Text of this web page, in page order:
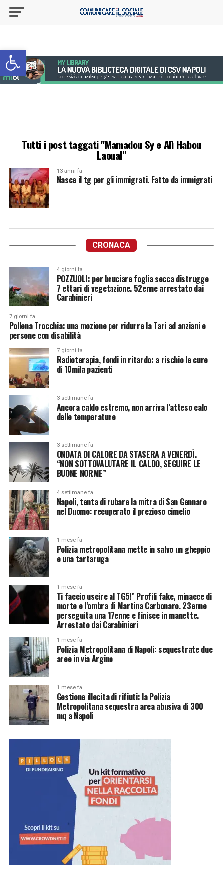
Apri la barra degli strumenti
Tutti i post taggati "Mamadou Sy e Alì Habou
Laoual"
13 anni fa
Nasce il tg per gli immigrati. Fatto da immigrati
CRONACA
4 giorni fa
POZZUOLI: per bruciare foglia secca distrugge
7 ettari di vegetazione. 52enne arrestato dai
Carabinieri
7 giorni fa
Pollena Trocchia: una mozione per ridurre la Tari ad anziani e
persone con disabilità
7 giorni fa
Radioterapia, fondi in ritardo: a rischio le cure
di 10mila pazienti
3 settimane fa
Ancora caldo estremo, non arriva l’atteso calo
delle temperature
3 settimane fa
ONDATA DI CALORE DA STASERA A VENERDÌ.
“NON SOTTOVALUTARE IL CALDO, SEGUIRE LE
BUONE NORME”
4 settimane fa
Napoli, tenta di rubare la mitra di San Gennaro
nel Duomo: recuperato il prezioso cimelio
1 mese fa
Polizia metropolitana mette in salvo un gheppio
e una tartaruga
1 mese fa
Ti faccio uscire al TG5!” Profili fake, minacce di
morte e l’ombra di Martina Carbonaro. 23enne
perseguita una 17enne e finisce in manette.
Arrestato dai Carabinieri
1 mese fa
Polizia Metropolitana di Napoli: sequestrate due
aree in via Argine
1 mese fa
Gestione illecita di rifiuti: la Polizia
Metropolitana sequestra area abusiva di 300
mq a Napoli